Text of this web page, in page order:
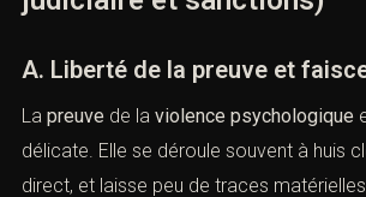
(Violence psychologique :
évaluation judiciaire et
A. Liberté de la preuve et